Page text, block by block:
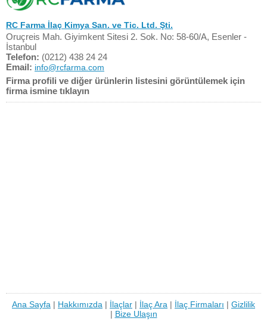
RC Farma İlaç Kimya San. ve Tic. Ltd. Şti.
Oruçreis Mah. Giyimkent Sitesi 2. Sok. No: 58-60/A, Esenler -
İstanbul
Telefon: (0212) 438 24 24
Email: info@rcfarma.com
Firma profili ve diğer ürünlerin listesini görüntülemek için
firma ismine tıklayın
Ana Sayfa | Hakkımızda | İlaçlar | İlaç Ara | İlaç Firmaları | Gizlilik
| Bize Ulaşın